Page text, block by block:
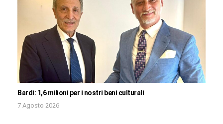
Bardi: 1,6 milioni per i nostri beni culturali
7 Agosto 2026